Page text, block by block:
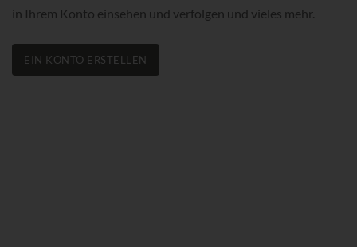
in Ihrem Konto einsehen und verfolgen und vieles mehr.
EIN KONTO ERSTELLEN